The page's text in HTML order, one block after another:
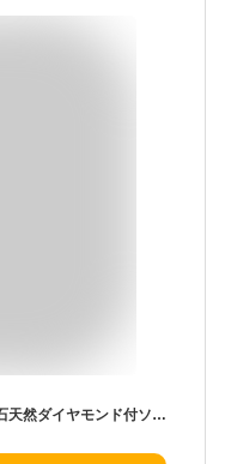
腕時計 レディース / ジョン・ハリソン 4石天然ダイヤモンド付ソーラー電波セラミック時計 J.HARRISON / 40代 50代 60代 70代 ミセスファッション シニアファッション 母の日 敬老の日 ギフト プレゼント 実用的 花以外◎